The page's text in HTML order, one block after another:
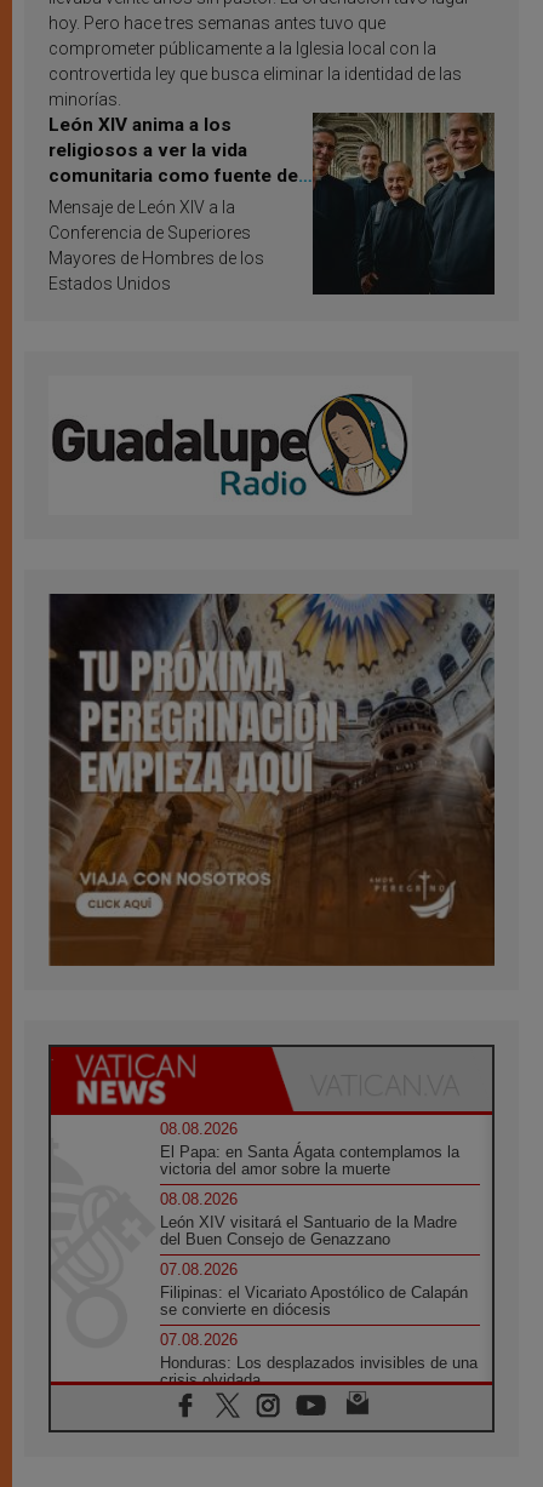
hoy. Pero hace tres semanas antes tuvo que
comprometer públicamente a la Iglesia local con la
controvertida ley que busca eliminar la identidad de las
minorías.
León XIV anima a los
religiosos a ver la vida
comunitaria como fuente de
inspiración y santificación
Mensaje de León XIV a la
Conferencia de Superiores
Mayores de Hombres de los
Estados Unidos
08.08.2026
El Papa: en Santa Ágata contemplamos la
victoria del amor sobre la muerte
08.08.2026
León XIV visitará el Santuario de la Madre
del Buen Consejo de Genazzano
07.08.2026
Filipinas: el Vicariato Apostólico de Calapán
se convierte en diócesis
07.08.2026
Honduras: Los desplazados invisibles de una
crisis olvidada
07.08.2026
Bokalic: "En Argentina el Papa León señalará